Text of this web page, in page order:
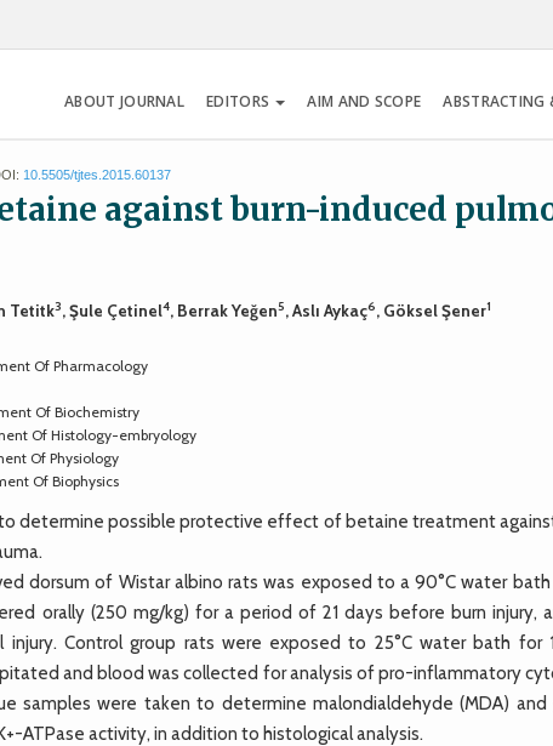
ABOUT JOURNAL EDITORS AIM AND SCOPE ABSTRACTING
10.5505/tjtes.2015.60137
against burn-induced
Tetitk3, Şule Çetinel4, Berrak Yeğen5, Aslı Aykaç6, Göksel Şener1
Of Pharmacology
Of Biochemistry
Of Histology-embryology
Of Physiology
Of Biophysics
to determine possible protective effect of betaine treatment
dorsum of Wistar albino rats was exposed to a 90°C water
orally (250 mg/kg) for a period of 21 days before burn injury,
Control group rats were exposed to 25°C water bath for
and blood was collected for analysis of pro-inflammatory
samples were taken to determine malondialdehyde (MDA) and
ATPase activity, in addition to histological analysis.